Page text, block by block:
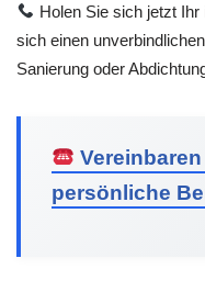
Holen Sie sich jetzt
sich einen
Sanierung oder
persönliche